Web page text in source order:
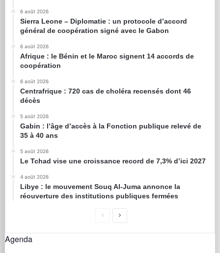
6 août 2026
Sierra Leone – Diplomatie : un protocole d’accord
général de coopération signé avec le Gabon
6 août 2026
Afrique : le Bénin et le Maroc signent 14 accords de
coopération
6 août 2026
Centrafrique : 720 cas de choléra recensés dont 46
décès
5 août 2026
Gabin : l’âge d’accès à la Fonction publique relevé de
35 à 40 ans
5 août 2026
Le Tchad vise une croissance record de 7,3% d’ici 2027
4 août 2026
Libye : le mouvement Souq Al-Juma annonce la
réouverture des institutions publiques fermées
Agenda